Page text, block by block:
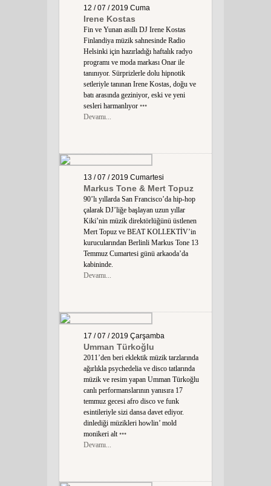
12 / 07 / 2019 Cuma
Irene Kostas
Fin ve Yunan asıllı DJ Irene Kostas
Finlandiya müzik sahnesinde Radio
Helsinki için hazırladığı haftalık radyo
programı ve moda markası Onar ile
tanınıyor. Sürprizlerle dolu hipnotik
setleriyle tanınan Irene Kostas, doğu ve
batı arasında geziniyor, eski ve yeni
sesleri harmanlıyor •••
Devamı...
13 / 07 / 2019 Cumartesi
Markus Tone & Mert Topuz
90’lı yıllarda San Francisco’da hip-hop
çalarak DJ’liğe başlayan uzun yıllar
Kiki’nin müzik direktörlüğünü üstlenen
Mert Topuz ve BEAT KOLLEKTİV’in
kurucularından Berlinli Markus Tone 13
Temmuz Cumartesi günü arkaoda’da
kabininde.
Devamı...
17 / 07 / 2019 Çarşamba
Umman Türkoğlu
2011’den beri eklektik müzik tarzlarında
ağırlıkla psychedelia ve disco tatlarında
müzik ve resim yapan Umman Türkoğlu
canlı performanslarının yanısıra 17
temmuz gecesi afro disco ve funk
esintileriyle sizi dansa davet ediyor.
dinlediği müzikleri howlin’ mold
monikeri alt•••
Devamı...